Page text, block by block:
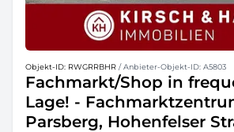
Objekt-ID: RWGRRBHR / Anbieter-Objekt-ID: A5803
Fachmarkt/Shop in
Lage! -
Parsberg, Hohenfelser